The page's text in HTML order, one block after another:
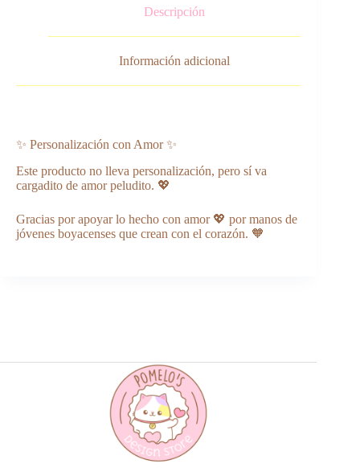
Descripción
Información adicional
✨ Personalización con Amor ✨
Este producto no lleva personalización, pero sí va
cargadito de amor peludito. 💖
Gracias por apoyar lo hecho con amor 💖 por manos de
jóvenes boyacenses que crean con el corazón. 🧡